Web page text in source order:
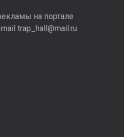
на портале
trap_hall@mail.ru